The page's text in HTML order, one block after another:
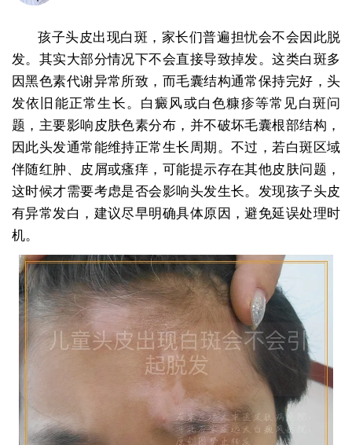
孩子头皮出现白斑，家长们普遍担忧会不会因此脱
发。其实大部分情况下不会直接导致掉发。这类白斑多
因黑色素代谢异常所致，而毛囊结构通常保持完好，头
发依旧能正常生长。白癜风或白色糠疹等常见白斑问
题，主要影响皮肤色素分布，并不破坏毛囊根部结构，
因此头发通常能维持正常生长周期。不过，若白斑区域
伴随红肿、皮屑或瘙痒，可能提示存在其他皮肤问题，
这时候才需要考虑是否会影响头发生长。发现孩子头皮
有异常发白，建议尽早明确具体原因，避免延误处理时
机。